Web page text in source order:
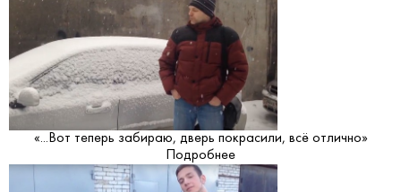
«...Вот теперь забираю, дверь покрасили, всё отлично»
Подробнее